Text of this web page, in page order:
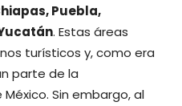
Puebla,
. Estas áreas
turísticos y, como era
parte de la
Sin embargo, al